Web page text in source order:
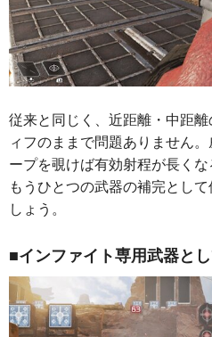
従来と同じく、近距離・中距
ィフのままで問題ありません
ープを覗けば有効射程が長くな
もうひとつの武器の補完とし
しょう。
■インファイト専用武器と